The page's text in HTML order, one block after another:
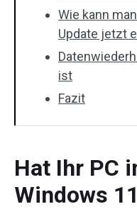
Wie kann
Update jetzt
ist
Fazit
Hat Ihr PC
Windows